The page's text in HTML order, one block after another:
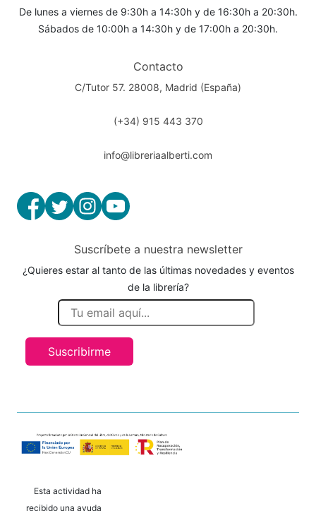
De lunes a viernes de 9:30h a 14:30h y de 16:30h a 20:30h.
Sábados de 10:00h a 14:30h y de 17:00h a 20:30h.
Contacto
C/Tutor 57. 28008, Madrid (España)
(+34) 915 443 370
info@libreriaalberti.com
Suscríbete a nuestra newsletter
¿Quieres estar al tanto de las últimas novedades y eventos
de la librería?
Suscribirme
Esta actividad ha
recibido una ayuda